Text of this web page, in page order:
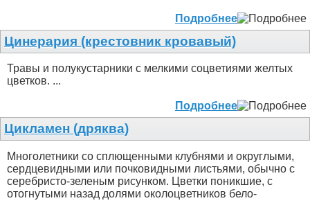
Подробнее
Цинерария (крестовник кровавый)
Травы и полукустарники с мелкими соцветиями желтых
цветков. ...
Подробнее
Цикламен (дряква)
Многолетники со сплющенными клубнями и округлыми,
сердцевидными или почковидными листьями, обычно с
серебристо-зеленым рисунком. Цветки поникшие, с
отогнутыми назад долями околоцветников бело-